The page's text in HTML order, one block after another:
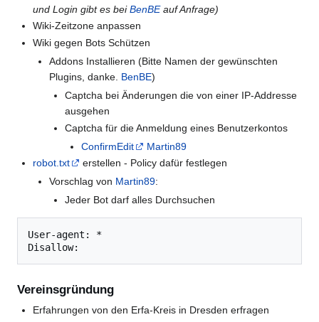
und Login gibt es beiBenBEauf Anfrage)
Wiki-Zeitzone anpassen
Wiki gegen Bots Schützen
Addons Installieren (Bitte Namen der gewünschten
Plugins, danke. BenBE)
Captcha bei Änderungen die von einer IP-Addresse
ausgehen
Captcha für die Anmeldung eines Benutzerkontos
ConfirmEdit
Martin89
robot.txt
erstellen - Policy dafür festlegen
Vorschlag von Martin89:
Jeder Bot darf alles Durchsuchen
User-agent: *
Vereinsgründung
Erfahrungen von den Erfa-Kreis in Dresden erfragen